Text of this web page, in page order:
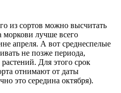
из сортов можно высчитать
моркови лучше всего
апреля. А вот среднеспелые
не позже периода,
Для этого срок
отнимают от даты
это середина октября).